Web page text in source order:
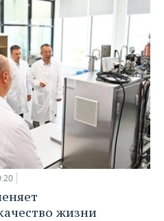
жизни